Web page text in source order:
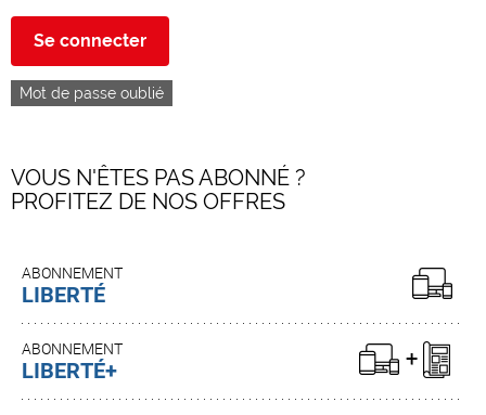
Se connecter
Mot de passe oublié
VOUS N'ÊTES PAS ABONNÉ ?
PROFITEZ DE NOS OFFRES
ABONNEMENT
LIBERTÉ
ABONNEMENT
LIBERTÉ+